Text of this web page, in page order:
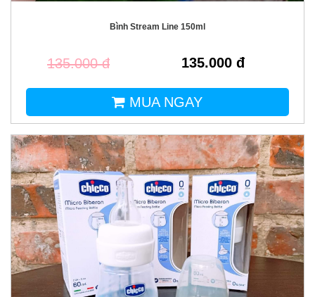
Bình Stream Line 150ml
135.000 đ 135.000 đ
MUA NGAY